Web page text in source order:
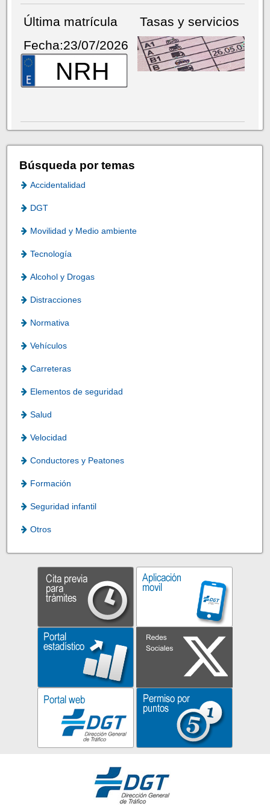
Última matrícula
Fecha:23/07/2026
NRH
Tasas y servicios
Búsqueda por temas
Accidentalidad
DGT
Movilidad y Medio ambiente
Tecnología
Alcohol y Drogas
Distracciones
Normativa
Vehículos
Carreteras
Elementos de seguridad
Salud
Velocidad
Conductores y Peatones
Formación
Seguridad infantil
Otros